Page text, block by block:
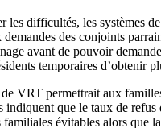
difficultés, les systèmes
des conjoints
avant de pouvoir
temporaires d’obtenir
VRT permettrait aux
que le taux de
évitables alors que